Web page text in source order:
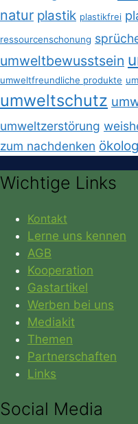
natur plastik plastikfrei
ressourcenschonung
umweltbewusstsein
umweltfreundliche produkte
umweltschutz
umweltzerstörung
zum nachdenken
Wichtige Links
Kontakt
Lerne uns kennen
AGB
Kooperation
Gastartikel
Werben bei uns
Mediakit
Themen
Partnerschaften
Links
Social Media